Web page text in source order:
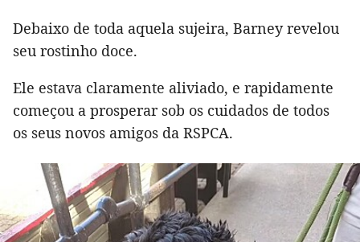
Debaixo de toda aquela sujeira, Barney revelou
seu rostinho doce.
Ele estava claramente aliviado, e rapidamente
começou a prosperar sob os cuidados de todos
os seus novos amigos da RSPCA.